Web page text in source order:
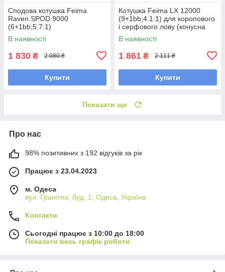
Сподова котушка Feima
Raven SPOD 9000
(6+1bb;5.7:1)
В наявності
1 830 ₴ 2 080 ₴
Купити
Котушка Feima LX 12000
(9+1bb;4.1:1) для коропового
і серфового лову (конусна
шпуля)
В наявності
1 861 ₴ 2 111 ₴
Купити
Показати ще
Про нас
98% позитивних з 192 відгуків за рік
Працює з 23.04.2023
м. Одеса
вул. Гранітна, буд. 1, Одеса, Україна
Контакти
Сьогодні працює з 10:00 до 18:00
Показати весь графік роботи